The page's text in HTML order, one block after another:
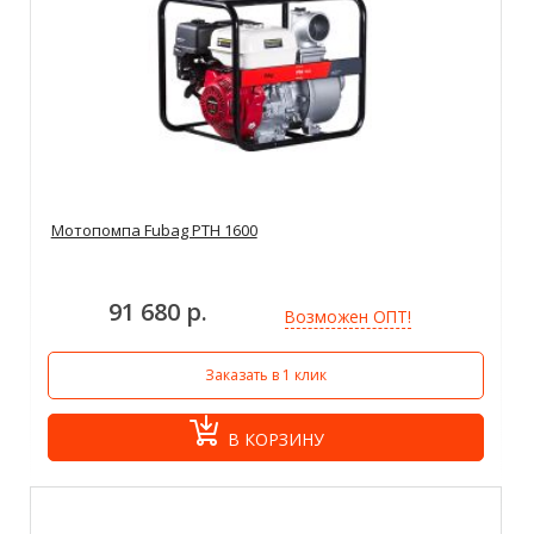
Мотопомпа Fubag PTH 1600
91 680 р. Возможен ОПТ!
Заказать в 1 клик
В КОРЗИНУ